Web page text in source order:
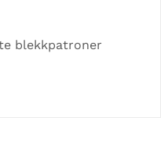
blekkpatroner